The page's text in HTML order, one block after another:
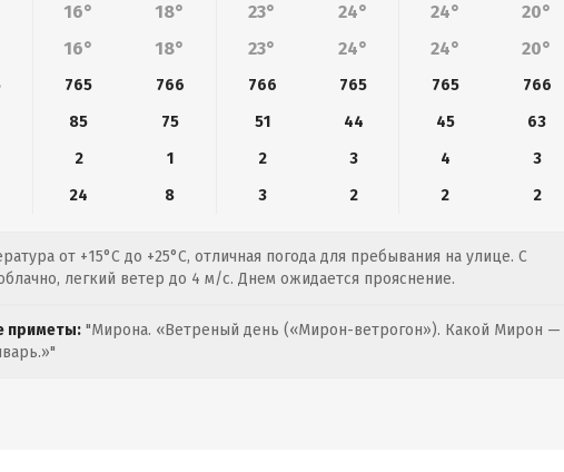
16° 18° 23° 24° 24°
20°
16° 18° 23° 24° 24° 20°
765 766 766 765 765
766
85 75 51 44 45
63
2 1 2 3 4
3
24 8 3 2 2 2
от +15°C до +25°C, отличная погода для пребывания на улице. С
легкий ветер до 4 м/с. Днем ожидается прояснение.
приметы: "Мирона. «Ветреный день («Мирон-ветрогон»). Какой Мирон —